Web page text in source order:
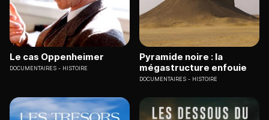
Le cas Oppenheimer
DOCUMENTAIRES HISTOIRE
Pyramide noire : la
mégastructure enfouie
DOCUMENTAIRES HISTOIRE